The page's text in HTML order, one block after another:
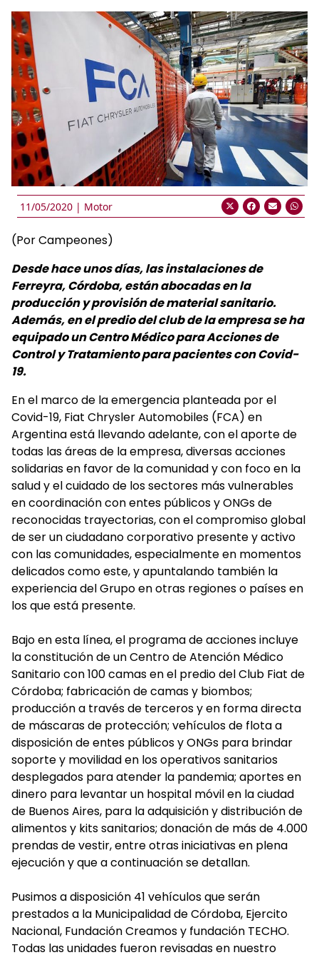
11/05/2020 | Motor
(Por Campeones)
Desde hace unos días, las instalaciones de
Ferreyra, Córdoba, están abocadas en la
producción y provisión de material sanitario.
Además, en el predio del club de la empresa se ha
equipado un Centro Médico para Acciones de
Control y Tratamiento para pacientes con Covid-
19.
En el marco de la emergencia planteada por el
Covid-19, Fiat Chrysler Automobiles (FCA) en
Argentina está llevando adelante, con el aporte de
todas las áreas de la empresa, diversas acciones
solidarias en favor de la comunidad y con foco en la
salud y el cuidado de los sectores más vulnerables
en coordinación con entes públicos y ONGs de
reconocidas trayectorias, con el compromiso global
de ser un ciudadano corporativo presente y activo
con las comunidades, especialmente en momentos
delicados como este, y apuntalando también la
experiencia del Grupo en otras regiones o países en
los que está presente.
Bajo en esta línea, el programa de acciones incluye
la constitución de un Centro de Atención Médico
Sanitario con 100 camas en el predio del Club Fiat de
Córdoba; fabricación de camas y biombos;
producción a través de terceros y en forma directa
de máscaras de protección; vehículos de flota a
disposición de entes públicos y ONGs para brindar
soporte y movilidad en los operativos sanitarios
desplegados para atender la pandemia; aportes en
dinero para levantar un hospital móvil en la ciudad
de Buenos Aires, para la adquisición y distribución de
alimentos y kits sanitarios; donación de más de 4.000
prendas de vestir, entre otras iniciativas en plena
ejecución y que a continuación se detallan.
Pusimos a disposición 41 vehículos que serán
prestados a la Municipalidad de Córdoba, Ejercito
Nacional, Fundación Creamos y fundación TECHO.
Todas las unidades fueron revisadas en nuestro